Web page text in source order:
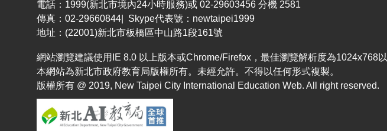
電話：1999(新北市境內24小時服務)或 02-29603456 分機 2581
傳真：02-29660844| Skype代表號：newtaipei1999
地址：(22001)新北市板橋區中山路1段161號
網站瀏覽建議使用IE 8.0 以上版本或Chrome/Firefox，最佳瀏覽解析度為1024x768
本網站為新北市政府教育局版權所有。未經允許。不得以任何形式複製。
版權所有 @ 2019, New Taipei City International Education Web. All right reserved.